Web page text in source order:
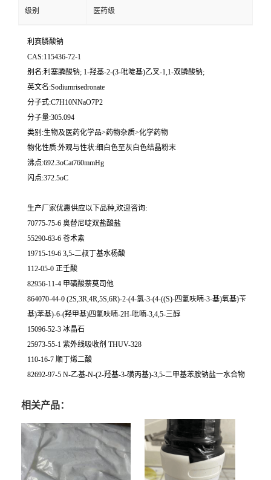
级别 医药级
利赛膦酸钠
CAS:115436-72-1
别名:利塞膦酸钠; 1-羟基-2-(3-吡啶基)乙叉-1,1-双膦酸钠;
英文名:Sodiumrisedronate
分子式:C7H10NNaO7P2
分子量:305.094
类别:生物及医药化学品>药物杂质>化学药物
物化性质:外观与性状:细白色至灰白色结晶粉末
沸点:692.3oCat760mmHg
闪点:372.5oC
生产厂家优惠供应以下品种,欢迎咨询:
70775-75-6 奥替尼啶双盐酸盐
55290-63-6 苍术素
19715-19-6 3,5-二叔丁基水杨酸
112-05-0 正壬酸
82956-11-4 甲磺酸萘莫司他
864070-44-0 (2S,3R,4R,5S,6R)-2-(4-氯-3-(4-((S)-四氢呋喃-3-基)氧基)苄
基)苯基)-6-(羟甲基)四氢呋喃-2H-吡喃-3,4,5-三醇
15096-52-3 冰晶石
25973-55-1 紫外线吸收剂 THUV-328
110-16-7 顺丁烯二酸
82692-97-5 N-乙基-N-(2-羟基-3-磺丙基)-3,5-二甲基苯胺钠盐一水合物
相关产品：